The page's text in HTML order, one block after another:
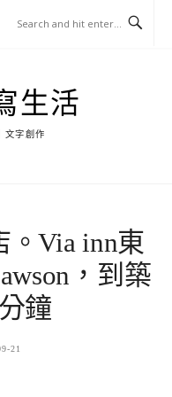
生活
文字創作
。Via inn東
，到築
鐘
21